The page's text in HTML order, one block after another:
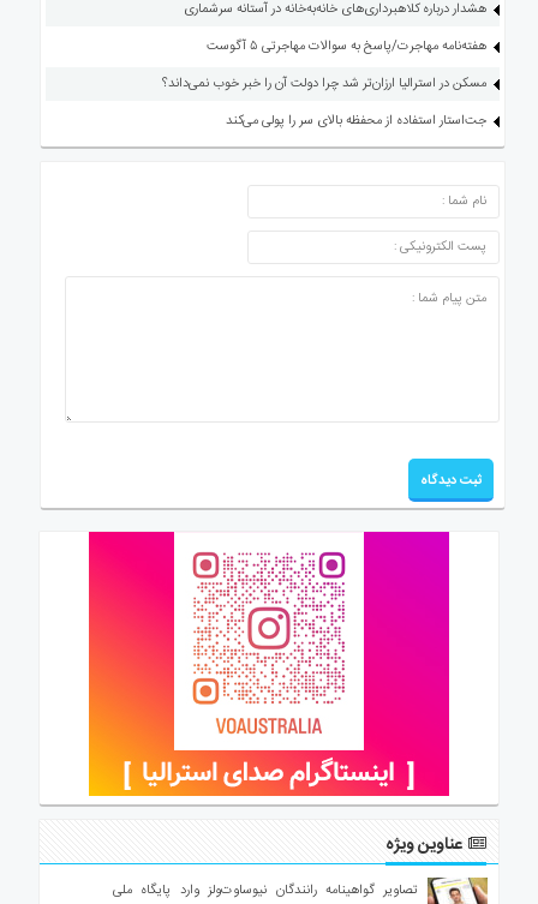
هشدار درباره کلاهبرداری‌های خانه‌به‌خانه در آستانه سرشماری
هفته‌نامه مهاجرت/پاسخ به سوالات مهاجرتی ۵ آگوست
مسکن در استرالیا ارزان‌تر شد چرا دولت آن را خبر خوب نمی‌داند؟
جت‌استار استفاده از محفظه بالای سر را پولی می‌کند
ارسال دیدگاه
عناوین ویژه
تصاویر گواهینامه رانندگان نیوساوت‌ولز وارد پایگاه ملی